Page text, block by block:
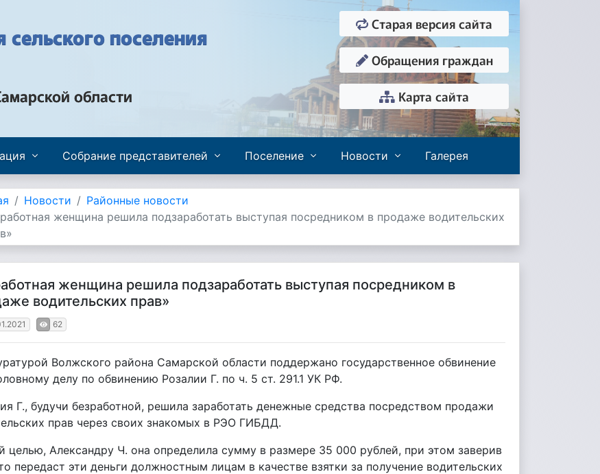
поселения
области
Старая версия сайта
Обращения граждан
Карта сайта
Собрание представителей Поселение Новости Галерея
Новости
Районные новости
женщина решила подзаработать выступая посредником в продаже водительских
женщина решила подзаработать выступая посредником в
водительских прав»
62
Волжского района Самарской области поддержано государственное обвинение
делу по обвинению Розалии Г. по ч. 5 ст. 291.1 УК РФ.
Г., будучи безработной, решила заработать денежные средства посредством продажи
прав через своих знакомых в РЭО ГИБДД.
целью, Александру Ч. она определила сумму в размере 35 000 рублей, при этом заверив
передаст эти деньги должностным лицам в качестве взятки за получение водительских